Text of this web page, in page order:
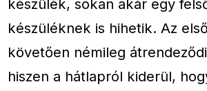
készülék, sokan akár egy
készüléknek is hihetik. Az
követően némileg
hiszen a hátlapról kiderül,